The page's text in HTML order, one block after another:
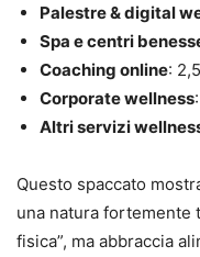
Palestre & digital
Spa e centri
Coaching online:
Corporate wellness
Altri servizi
Questo spaccato
una natura fortemente
fisica”, ma abbraccia